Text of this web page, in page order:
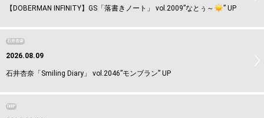
【DOBERMAN INFINITY】GS「落書きノート」 vol.2009”なとぅ～ ️” UP
石井杏奈
2026.08.09
石井杏奈「Smiling Diary」 vol.2046”モンブラン” UP
DEEP